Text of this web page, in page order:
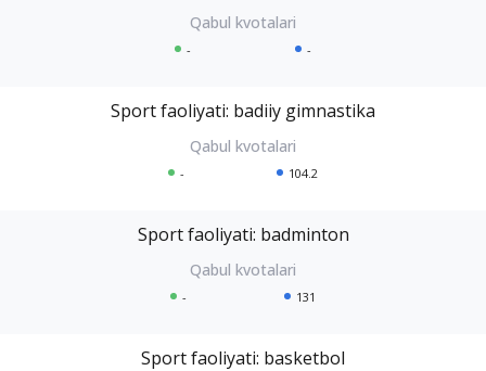
- -
Sport faoliyati: badiiy gimnastika
- 104.2
Sport faoliyati: badminton
- 131
Sport faoliyati: basketbol